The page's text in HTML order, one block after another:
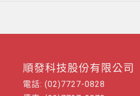
順發科技股份有限公司
電話: (02)7727-0828